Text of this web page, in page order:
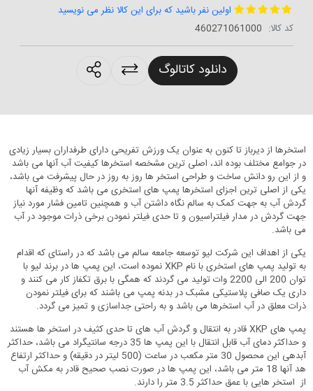
اولین نفر باشید که برای این کالا نظر می نویسید
کد کالا: 460271061000
دانلود کاتالوگ
استخرها از دیرباز تا کنون به عنوان یک ورزش تفریحی دارای طرفداران بسیار زیادی
در جوامع مختلف بوده اند، اصلی ترین مشخصه استخرها کیفیت آب آنها می باشد
و از این رو دانش ساخت و طراحی استخر ها روز به روز در حال پیشرفت می باشد،
یکی از اصلی ترین اجزای استخرها پمپ های استخری می باشد که وظیفه آنها
گردش آب به جهت کمک به سالم نگاه داشتن آب و همچنین تامین فشار مورد نیاز
جهت گردش در مدار فیلتراسیون و تا حدی فیلتر نمودن برخی ذرات موجود در آب
می باشد.
یکی از اهداف این شرکت لیو توسعه جامعه سالم می باشد که در راستای که اقدام
به تولید پمپ های استخری با نام XKP نموده است، این پمپ ها در برند لیو با
توان 200 الی 2200 وات تولید می گردند که همگی با برق تکفاز کار می کنند و
داری یک صافی پلاستیکی مشبک در بدنه پمپ می باشند که برای فیلتر نمودن
ذرات معلق در آب استخرها می باشد و به راحتی جداسازی و تمیز می گردد.
پمپ های XKP قادر به انتقال و گردش آب های تا حدی کثیف در استخر ها هستند
و حداکثر دمای آب قابل انتقال با این پمپ ها 35 درجه سانتیگراد می باشد، حداکثر
آبدهی این محصول 30 متر مکعب در ساعت (500 لیتر در دقیقه) و حداکثر ارتفاع
هد آنها 18 متر می باشد، این پمپ ها در صورت نصب صحیح قادر به مکش آب
از استخر هایی با عمق حداکثر 3.5 متر را دارند.